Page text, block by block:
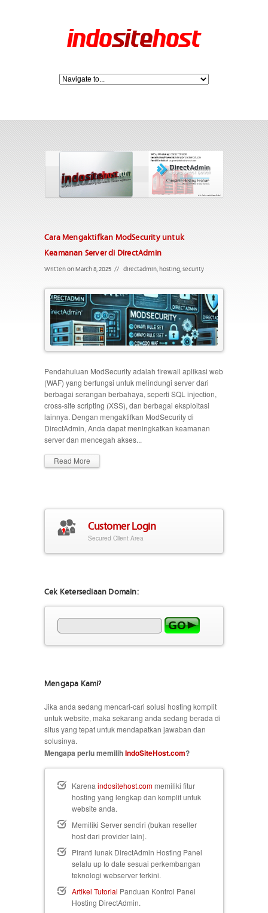
Cara Mengaktifkan ModSecurity untuk
Keamanan Server di DirectAdmin
Written on March 8, 2025 // directadmin,hosting,security
Pendahuluan ModSecurity adalah firewall aplikasi web
(WAF) yang berfungsi untuk melindungi server dari
berbagai serangan berbahaya, seperti SQL injection,
cross-site scripting (XSS), dan berbagai eksploitasi
lainnya. Dengan mengaktifkan ModSecurity di
DirectAdmin, Anda dapat meningkatkan keamanan
server dan mencegah akses...
Read More
Customer Login
Secured Client Area
Cek Ketersediaan Domain:
Mengapa Kami?
Jika anda sedang mencari-cari solusi hosting komplit
untuk website, maka sekarang anda sedang berada di
situs yang tepat untuk mendapatkan jawaban dan
solusinya.
Mengapa perlu memilihIndoSiteHost.com?
Karena indositehost.commemiliki fitur
hosting yang lengkap dan komplit untuk
website anda.
Memiliki Server sendiri (bukan reseller
host dari provider lain).
Piranti lunak DirectAdmin Hosting Panel
selalu up to date sesuai perkembangan
teknologi webserver terkini.
Artikel Tutorial Panduan Kontrol Panel
Hosting DirectAdmin.